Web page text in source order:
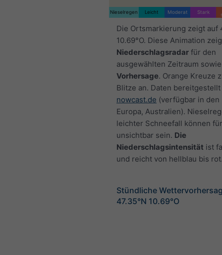
Nieselregen Leicht Moderat Stark
Die Ortsmarkierung zeigt auf
10.69°O. Diese Animation
Niederschlagsradar für den
ausgewählten Zeitraum
Vorhersage. Orange Kreuze
Blitze an. Daten
nowcast.de (verfügbar in den
Europa, Australien).
leichter Schneefall können
unsichtbar sein. Die
Niederschlagsintensität ist
und reicht von hellblau bis
Stündliche
47.35°N 10.69°O